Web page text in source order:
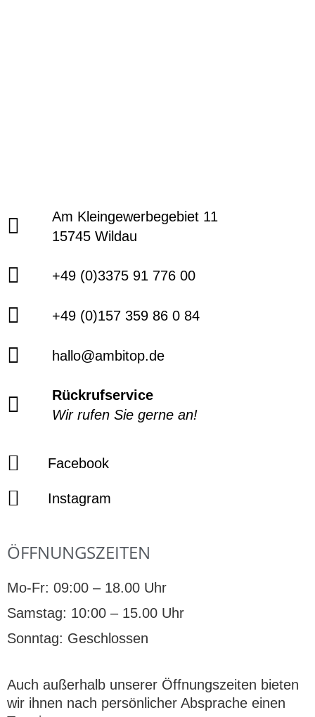
Am Kleingewerbegebiet 11
15745 Wildau
+49 (0)3375 91 776 00
+49 (0)157 359 86 0 84
hallo@ambitop.de
Rückrufservice
Wir rufen Sie gerne an!
Facebook
Instagram
ÖFFNUNGSZEITEN
Mo-Fr: 09:00 – 18.00 Uhr
Samstag: 10:00 – 15.00 Uhr
Sonntag: Geschlossen
Auch außerhalb unserer Öffnungszeiten bieten
wir ihnen nach persönlicher Absprache einen